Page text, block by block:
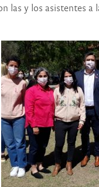
las y los asistentes